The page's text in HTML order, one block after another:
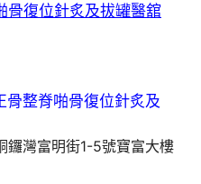
骨復位針炙及拔罐醫舘
鑼灣富明街1-5號寶富大樓